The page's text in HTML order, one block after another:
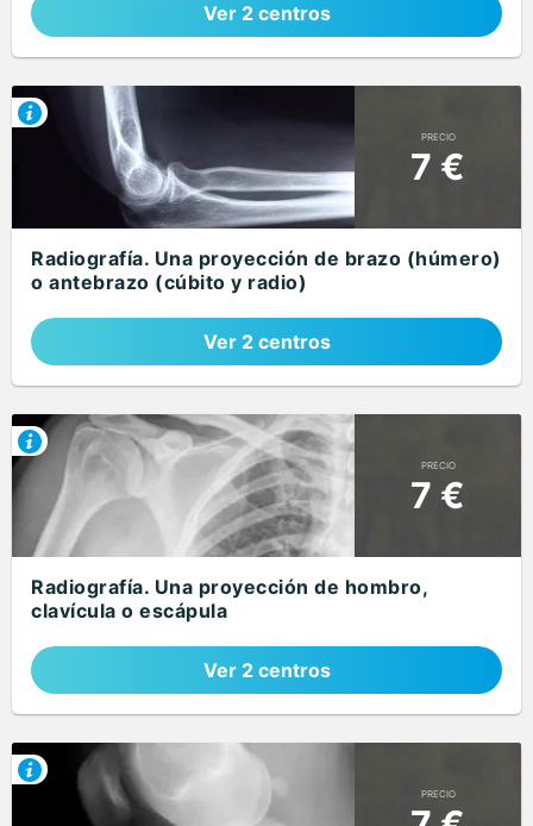
Ver 2 centros
PRECIO
7 €
Radiografía. Una proyección de brazo (húmero)
o antebrazo (cúbito y radio)
Ver 2 centros
PRECIO
7 €
Radiografía. Una proyección de hombro,
clavícula o escápula
Ver 2 centros
PRECIO